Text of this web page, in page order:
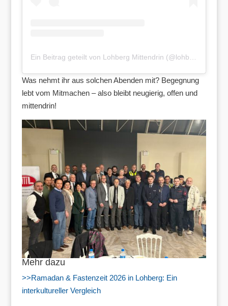
Was nehmt ihr aus solchen Abenden mit? Begegnung
lebt vom Mitmachen – also bleibt neugierig, offen und
mittendrin!
Mehr dazu
>>Ramadan & Fastenzeit 2026 in Lohberg: Ein
interkultureller Vergleich